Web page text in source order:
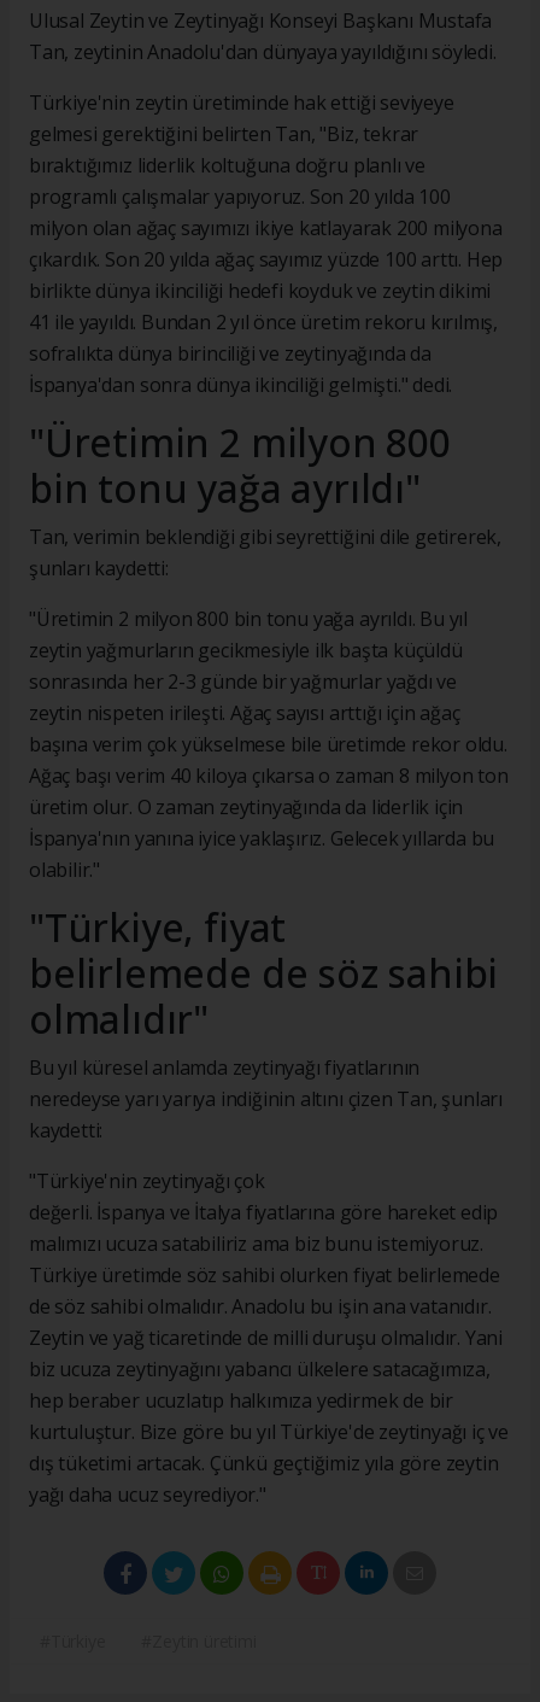
Ulusal Zeytin ve Zeytinyağı Konseyi Başkanı Mustafa
Tan, zeytinin Anadolu'dan dünyaya yayıldığını söyledi.
Türkiye'nin zeytin üretiminde hak ettiği seviyeye
gelmesi gerektiğini belirten Tan, "Biz, tekrar
bıraktığımız liderlik koltuğuna doğru planlı ve
programlı çalışmalar yapıyoruz. Son 20 yılda 100
milyon olan ağaç sayımızı ikiye katlayarak 200 milyona
çıkardık. Son 20 yılda ağaç sayımız yüzde 100 arttı. Hep
birlikte dünya ikinciliği hedefi koyduk ve zeytin dikimi
41 ile yayıldı. Bundan 2 yıl önce üretim rekoru kırılmış,
sofralıkta dünya birinciliği ve zeytinyağında da
İspanya'dan sonra dünya ikinciliği gelmişti." dedi.
"Üretimin 2 milyon 800
bin tonu yağa ayrıldı"
Tan, verimin beklendiği gibi seyrettiğini dile getirerek,
şunları kaydetti:
"Üretimin 2 milyon 800 bin tonu yağa ayrıldı. Bu yıl
zeytin yağmurların gecikmesiyle ilk başta küçüldü
sonrasında her 2-3 günde bir yağmurlar yağdı ve
zeytin nispeten irileşti. Ağaç sayısı arttığı için ağaç
başına verim çok yükselmese bile üretimde rekor oldu.
Ağaç başı verim 40 kiloya çıkarsa o zaman 8 milyon ton
üretim olur. O zaman zeytinyağında da liderlik için
İspanya'nın yanına iyice yaklaşırız. Gelecek yıllarda bu
olabilir."
"Türkiye, fiyat
belirlemede de söz sahibi
olmalıdır"
Bu yıl küresel anlamda zeytinyağı fiyatlarının
neredeyse yarı yarıya indiğinin altını çizen Tan, şunları
kaydetti:
"Türkiye'nin zeytinyağı çok
değerli. İspanya ve İtalya fiyatlarına göre hareket edip
malımızı ucuza satabiliriz ama biz bunu istemiyoruz.
Türkiye üretimde söz sahibi olurken fiyat belirlemede
de söz sahibi olmalıdır. Anadolu bu işin ana vatanıdır.
Zeytin ve yağ ticaretinde de milli duruşu olmalıdır. Yani
biz ucuza zeytinyağını yabancı ülkelere satacağımıza,
hep beraber ucuzlatıp halkımıza yedirmek de bir
kurtuluştur. Bize göre bu yıl Türkiye'de zeytinyağı iç ve
dış tüketimi artacak. Çünkü geçtiğimiz yıla göre zeytin
yağı daha ucuz seyrediyor."